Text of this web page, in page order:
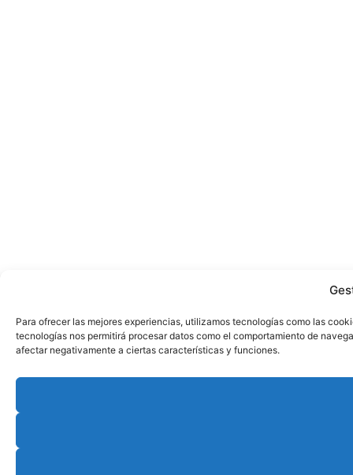
Para ofrecer las mejores experiencias, utilizamos tecnologías como las
tecnologías nos permitirá procesar datos como el comportamiento de
afectar negativamente a ciertas características y funciones.